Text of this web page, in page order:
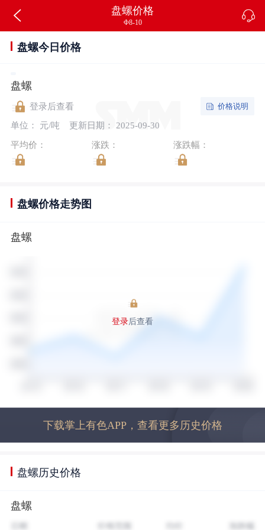
盘螺价格
Φ8-10
盘螺今日价格
盘螺
登录后查看
单位： 元/吨
更新日期： 2025-09-30
价格说明
平均价： 涨跌： 涨跌幅：
盘螺价格走势图
盘螺
登录后查看
下载掌上有色APP，查看更多历史价格
盘螺历史价格
盘螺